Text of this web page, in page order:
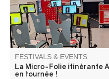
FESTIVALS & EVENTS
La Micro-Folie itinérante
en tournée !